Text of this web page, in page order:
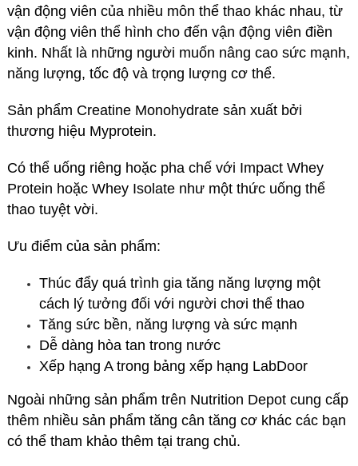
vận động viên của nhiều môn thể thao khác nhau, từ
vận động viên thể hình cho đến vận động viên điền
kinh. Nhất là những người muốn nâng cao sức mạnh,
năng lượng, tốc độ và trọng lượng cơ thể.
Sản phẩm Creatine Monohydrate sản xuất bởi
thương hiệu Myprotein.
Có thể uống riêng hoặc pha chế với Impact Whey
Protein hoặc Whey Isolate như một thức uống thể
thao tuyệt vời.
Ưu điểm của sản phẩm:
Thúc đẩy quá trình gia tăng năng lượng một
cách lý tưởng đối với người chơi thể thao
Tăng sức bền, năng lượng và sức mạnh
Dễ dàng hòa tan trong nước
Xếp hạng A trong bảng xếp hạng LabDoor
Ngoài những sản phẩm trên Nutrition Depot cung cấp
thêm nhiều sản phẩm tăng cân tăng cơ khác các bạn
có thể tham khảo thêm tại trang chủ.